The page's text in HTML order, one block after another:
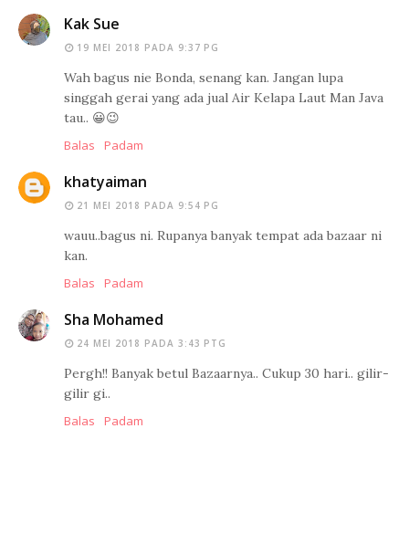
Kak Sue
19 MEI 2018 PADA 9:37 PG
Wah bagus nie Bonda, senang kan. Jangan lupa
singgah gerai yang ada jual Air Kelapa Laut Man Java
tau.. 😀😉
Balas
Padam
khatyaiman
21 MEI 2018 PADA 9:54 PG
wauu..bagus ni. Rupanya banyak tempat ada bazaar ni
kan.
Balas
Padam
Sha Mohamed
24 MEI 2018 PADA 3:43 PTG
Pergh!! Banyak betul Bazaarnya.. Cukup 30 hari.. gilir-
gilir gi..
Balas
Padam